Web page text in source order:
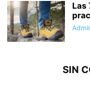
Las
SIN